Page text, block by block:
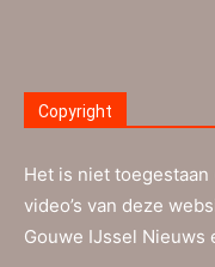
Copyright
Het is niet toegestaan
video’s van deze
Gouwe IJssel